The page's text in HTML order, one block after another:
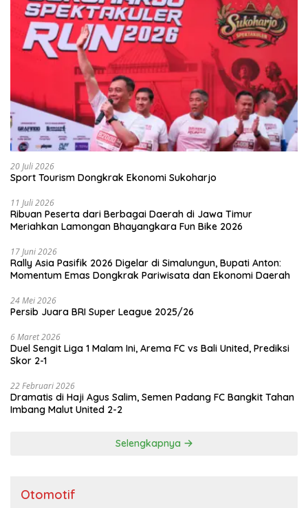
20 Juli 2026
Sport Tourism Dongkrak Ekonomi Sukoharjo
11 Juli 2026
Ribuan Peserta dari Berbagai Daerah di Jawa Timur
Meriahkan Lamongan Bhayangkara Fun Bike 2026
17 Juni 2026
Rally Asia Pasifik 2026 Digelar di Simalungun, Bupati Anton:
Momentum Emas Dongkrak Pariwisata dan Ekonomi Daerah
24 Mei 2026
Persib Juara BRI Super League 2025/26
6 Maret 2026
Duel Sengit Liga 1 Malam Ini, Arema FC vs Bali United, Prediksi
Skor 2-1
22 Februari 2026
Dramatis di Haji Agus Salim, Semen Padang FC Bangkit Tahan
Imbang Malut United 2-2
Selengkapnya
Otomotif